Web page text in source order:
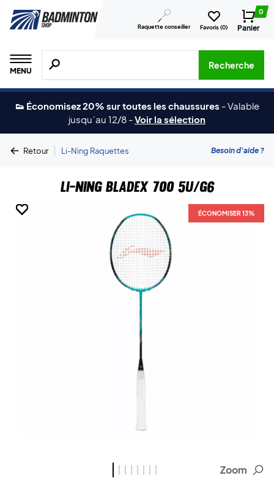
Raquette conseiller Favoris (0)
0
Panier
MENU
Recherche de produits, de marques, etc.
Recherche
👟 Économisez 20% sur toutes les chaussures -Valable
jusqu´au 12/8 -Voir la sélection
Retour | Li-Ning Raquettes Besoin d'aide ?
Li-Ning Bladex 700 5U/G6
ÉCONOMISER 13%
ÉCONOMISER 13%
ÉCONOMISER 13%
ÉCONOMISER 13%
ÉCONOMISER 13%
ÉCONOMISER 13%
ÉCONOMISER 13%
ÉCONOMISER 13%
Zoom